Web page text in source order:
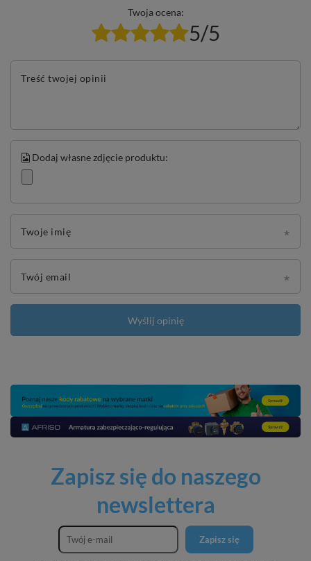
Twoja ocena:
5/5
Treść twojej opinii
Dodaj własne zdjęcie produktu:
Twoje imię
Twój email
Wyślij opinię
Zapisz się do naszego
newslettera
Zapisz się